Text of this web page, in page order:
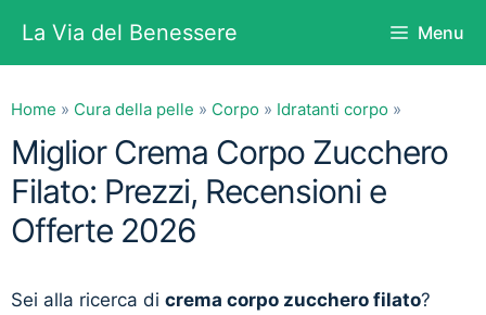
contenuto
La Via del Benessere Menu
Home » Cura della pelle » Corpo » Idratanti corpo »
Miglior Crema Corpo Zucchero
Filato: Prezzi, Recensioni e
Offerte 2026
Sei alla ricerca di crema corpo zucchero filato?